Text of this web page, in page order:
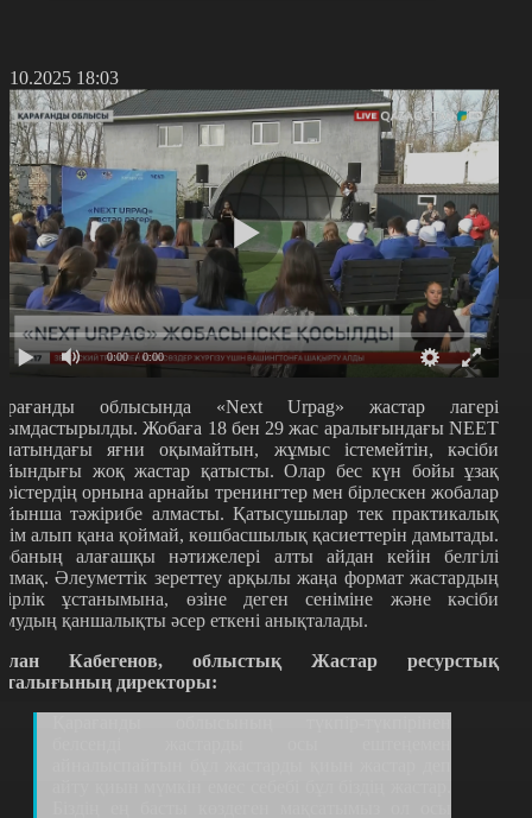
18:03
0:00 / 0:00
облысында «Next Urpag» жастар лагері
Жобаға 18 бен 29 жас аралығындағы NEET
яғни оқымайтын, жұмыс істемейтін, кәсіби
жоқ жастар қатысты. Олар бес күн бойы ұзақ
орнына арнайы тренингтер мен бірлескен жобалар
тәжірибе алмасты. Қатысушылар тек практикалық
алып қана қоймай, көшбасшылық қасиеттерін дамытады.
алағашқы нәтижелері алты айдан кейін белгілі
Әлеуметтік зереттеу арқылы жаңа формат жастардың
ұстанымына, өзіне деген сеніміне және кәсіби
қаншалықты әсер еткені анықталады.
Кабегенов, облыстық Жастар ресурстық
директоры: